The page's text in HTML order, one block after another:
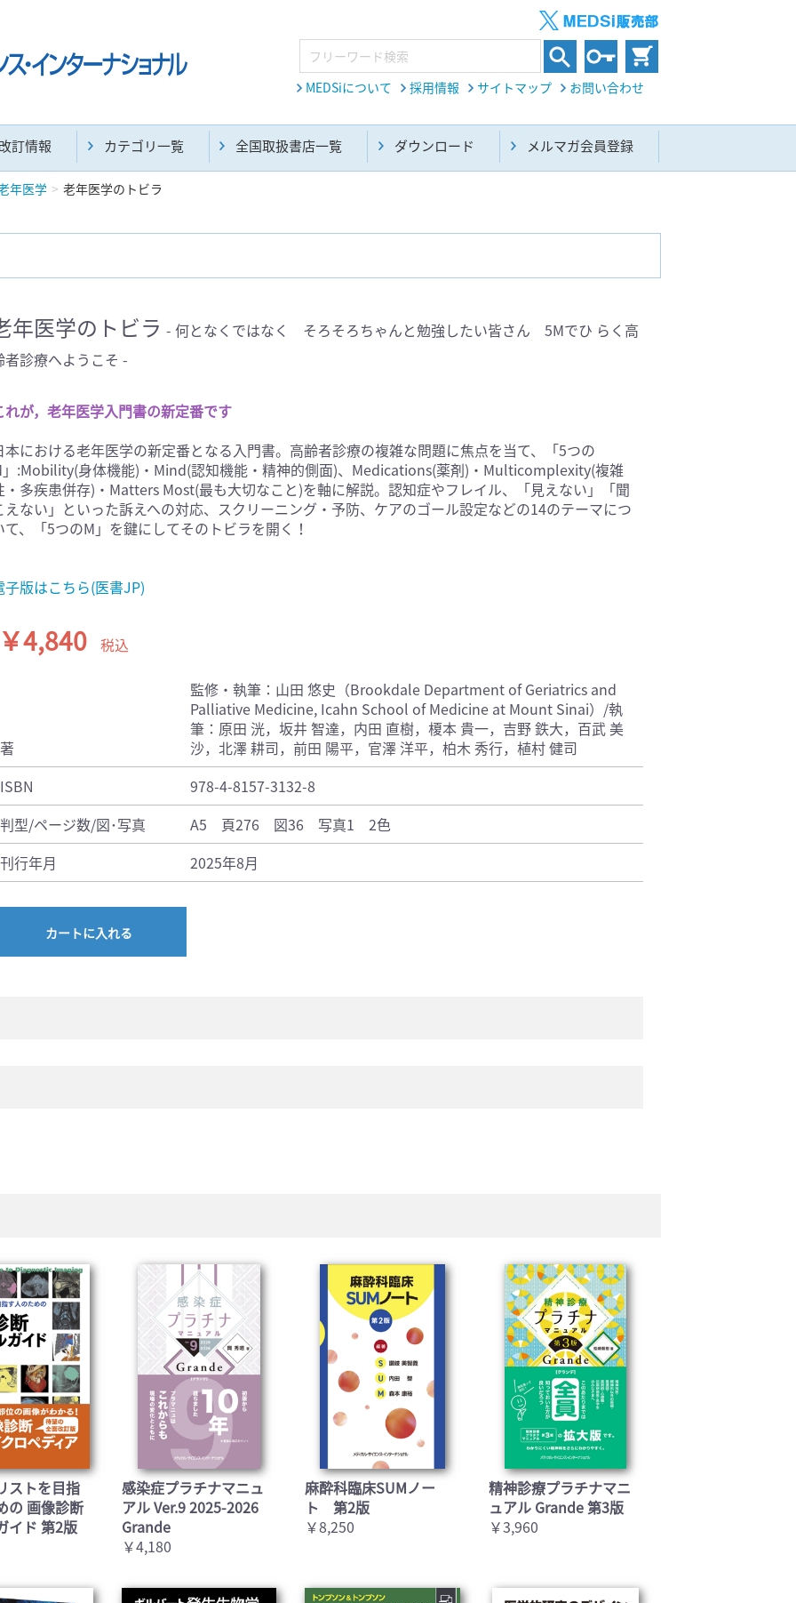
MEDSiについて 採用情報 サイトマップ お問い合わせ
訂情報 カテゴリ一覧 全国取扱書店一覧 ダウンロード メルマガ会員登録
年医学 老年医学のトビラ
医学生・研修医(258)
医学:内科系(407) 臨床医学:外科系(249)
科学(25) 看護学(21)
医療技術(16)
学(0) 薬学(7)
保健・体育(1)
一般(91) マルチメディア(0)
年医学のトビラ - 何となくではなく そろそろちゃんと勉強したい皆さん 5Mでひ らく高
者診療へようこそ -
れが，老年医学入門書の新定番です
本における老年医学の新定番となる入門書。高齢者診療の複雑な問題に焦点を当て、「5つの
」:Mobility(身体機能)・Mind(認知機能・精神的側面)、Medications(薬剤)・Multicomplexity(複雑
・多疾患併存)・Matters Most(最も大切なこと)を軸に解説。認知症やフレイル、「見えない」「聞
えない」といった訴えへの対応、スクリーニング・予防、ケアのゴール設定などの14のテーマにつ
て、「5つのM」を鍵にしてそのトビラを開く！
子版はこちら(医書JP)
￥4,840 税込
著
監修・執筆：山田 悠史（Brookdale Department of Geriatrics and
Palliative Medicine, Icahn School of Medicine at Mount Sinai）/執
筆：原田 洸，坂井 智達，内田 直樹，榎本 貴一，吉野 鉄大，百武 美
沙，北澤 耕司，前田 陽平，官澤 洋平，柏木 秀行，植村 健司
ISBN
978-4-8157-3132-8
判型/ページ数/図･写真
A5 頁276 図36 写真1 2色
刊行年月
2025年8月
カートに入れる
ストを目指
の 画像診断
イド 第2版
感染症プラチナマニュ
アル Ver.9 2025-2026
Grande
￥4,180
麻酔科臨床SUMノー
ト 第2版
￥8,250
精神診療プラチナマニ
ュアル Grande 第3版
￥3,960